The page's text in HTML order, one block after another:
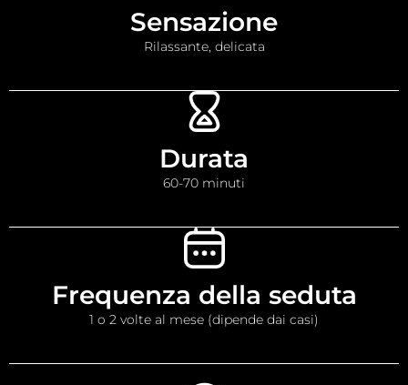
Sensazione
Rilassante, delicata
Durata
60-70 minuti
Frequenza della seduta
1 o 2 volte al mese (dipende dai casi)